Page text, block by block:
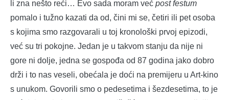
li zna nešto reći… Evo sada moram već post festum
pomalo i tužno kazati da od, čini mi se, četiri ili pet osoba
s kojima smo razgovarali u toj kronološki prvoj epizodi,
već su tri pokojne. Jedan je u takvom stanju da nije ni
gore ni dolje, jedna se gospođa od 87 godina jako dobro
drži i to nas veseli, obećala je doći na premijeru u Art-kino
s unukom. Govorili smo o pedesetima i šezdesetima, to je